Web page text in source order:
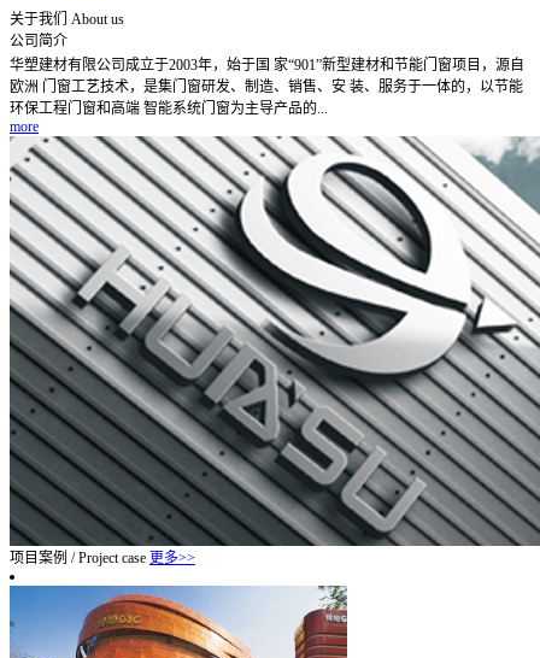
关于我们 About us
公司简介
华塑建材有限公司成立于2003年，始于国 家“901”新型建材和节能门窗项目，源自
欧洲 门窗工艺技术，是集门窗研发、制造、销售、安 装、服务于一体的，以节能
环保工程门窗和高端 智能系统门窗为主导产品的...
more
项目案例 / Project case 更多>>